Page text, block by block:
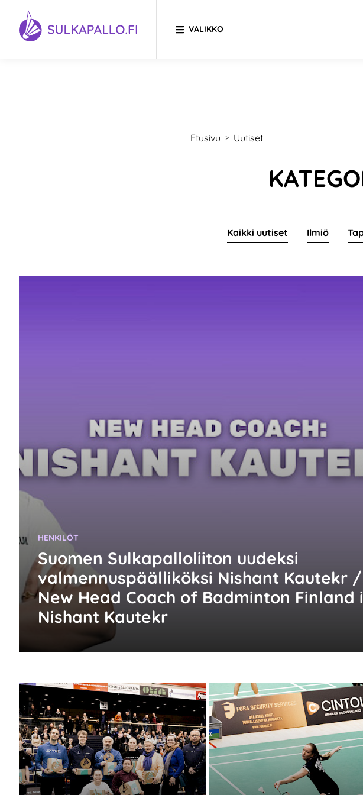
Siirry sivun sisältöön
SIIRRY ETUSIVULLE
VALIKKO
Etusivu > Uutiset
Kaikki uutiset Ilmiö
Suomen Sulkapalloliiton uudeksi
valmennuspäälliköksi Nishant Kautekr /
New Head Coach of Badminton Finland
Nishant Kautekr
KATEGORIA:
HENKILÖT